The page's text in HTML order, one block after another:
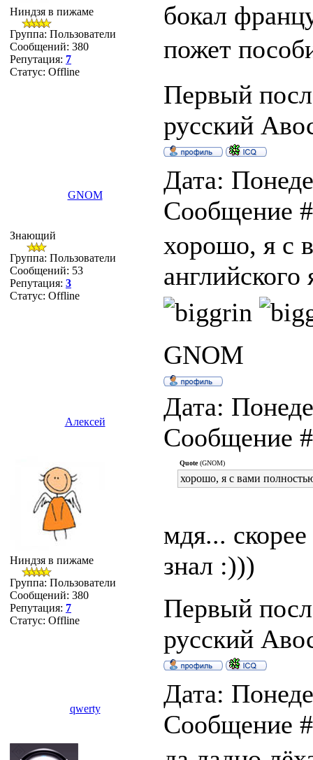
Ниндзя в пижаме
Группа: Пользователи
Сообщений: 380
Репутация: 7
Статус: Offline
бокал
пожет
Первый
русский
GNOM
Дата:
Сообщение
Знающий
Группа: Пользователи
Сообщений: 53
Репутация: 3
Статус: Offline
хорошо, я с
GNOM
Алексей
Дата:
Сообщение
Ниндзя в пижаме
Группа: Пользователи
Сообщений: 380
Репутация: 7
Статус: Offline
Quote(GNOM)
хорошо, я с вами
мдя...
знал :)))
Первый
русский
qwerty
Дата:
Сообщение